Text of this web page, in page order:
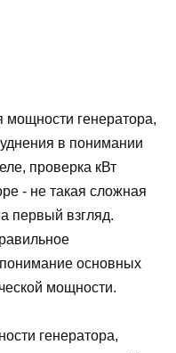
мощности генератора,
в понимании
проверка кВт
- не такая сложная
первый взгляд.
основных
мощности.
генератора,